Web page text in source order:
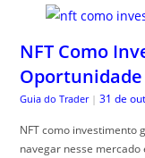
NFT Como
Oportunidade
Guia do Trader | 31 de
NFT como investimento
navegar nesse